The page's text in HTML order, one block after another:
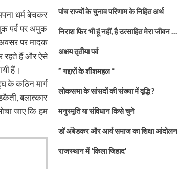
धर्म बेचकर
पर्व पर अमुक
पर मादक
रहते हैं और ऐसे
हैं।
के कठिन मार्ग
बलात्कार
जाए कि हम
पांच राज्यों के चुनाव परिणाम के निहित अर्थ
निराश फिर भी हूं नहीं, है उत्साहित मेरा जीवन …
अक्षय तृतीया पर्व
” गद्दारों के शीशमहल “
लोकसभा के सांसदों की संख्या में वृद्धि ?
मनुस्मृति या संविधान किसे चुने
डॉ अंबेडकर और आर्य समाज का शिक्षा आंदोलन
राजस्थान में ‘किला जिहाद’